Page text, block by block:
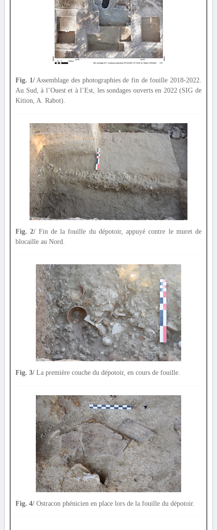
Fig. 1/Assemblage des photographies de fin de fouille 2018-2022.
Au Sud, à l’Ouest et à l’Est, les sondages ouverts en 2022 (SIG de
Kition, A. Rabot).
Fig. 2/ Fin de la fouille du dépotoir, appuyé contre le muret de
blocaille au Nord.
Fig. 3/ La première couche du dépotoir, en cours de fouille.
Fig. 4/ Ostracon phénicien en place lors de la fouille du dépotoir.